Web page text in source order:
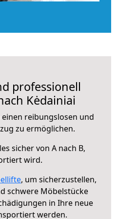
professionell
Kėdainiai
reibungslosen und
zu ermöglichen.
sicher von A nach B,
wird.
, um sicherzustellen,
schwere Möbelstücke
in Ihre neue
werden.